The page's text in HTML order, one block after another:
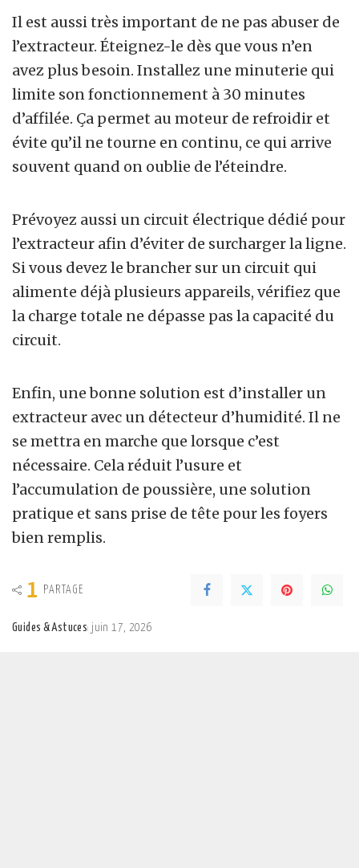
Il est aussi très important de ne pas abuser de
l’extracteur. Éteignez-le dès que vous n’en
avez plus besoin. Installez une minuterie qui
limite son fonctionnement à 30 minutes
d’affilée. Ça permet au moteur de refroidir et
évite qu’il ne tourne en continu, ce qui arrive
souvent quand on oublie de l’éteindre.
Prévoyez aussi un circuit électrique dédié pour
l’extracteur afin d’éviter de surcharger la ligne.
Si vous devez le brancher sur un circuit qui
alimente déjà plusieurs appareils, vérifiez que
la charge totale ne dépasse pas la capacité du
circuit.
Enfin, une bonne solution est d’installer un
extracteur avec un détecteur d’humidité. Il ne
se mettra en marche que lorsque c’est
nécessaire. Cela réduit l’usure et
l’accumulation de poussière, une solution
pratique et sans prise de tête pour les foyers
bien remplis.
1 PARTAGE
Guides & Astuces juin 17, 2026